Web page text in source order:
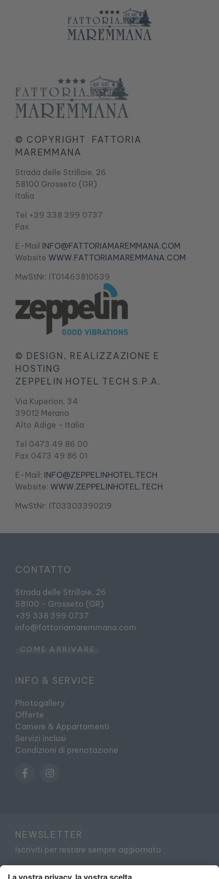
© COPYRIGHT
FATTORIA
MAREMMANA
Strada delle Strillaie, 26
58100 Grosseto (GR)
Italia
Tel +39 338 399 0737
Fax
E-Mail INFO@FATTORIAMAREMMANA.COM
Website WWW.FATTORIAMAREMMANA.COM
MwStNr: IT01463810539
© DESIGN, REALIZZAZIONE E
HOSTING
ZEPPELIN HOTEL TECH S.P.A.
Via Kuperion, 34
39012 Merano
Alto Adige - Italia
Tel 0473 49 86 00
Fax 0473 49 86 01
E-Mail: INFO@ZEPPELINHOTEL.TECH
Website: WWW.ZEPPELINHOTEL.TECH
MwStNr: IT03303390219
CONTATTO
Strada delle Strillaie, 26
58100 - Grosseto (GR)
+39 338 399 0737
info@fattoriamaremmana.com
COME ARRIVARE
INFO & SERVICE
Photogallery
Offerte
Camere & Appartamenti
Servizi inclusi
Condizioni di prenotazione
NEWSLETTER
Iscriviti per restare sempre aggiornato